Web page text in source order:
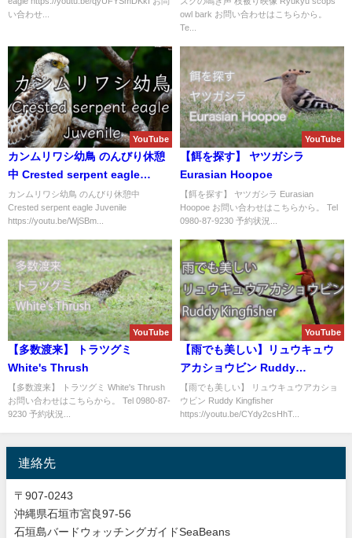
い合わせ...
owl bark お問い合わせはこちらから。
Te...
YouTube
カンムリワシ幼鳥 のんびり休憩
中 Crested serpent eagle
Juvenile
カンムリワシ幼鳥 のんびり休憩中
Crested serpent eagle Juvenile
https://youtu.be/WjSBm...
YouTube
【餌を探す】 ヤツガシラ
Eurasian Hoopoe
【餌を探す】 ヤツガシラ Eurasian
Hoopoe お問い合わせはこちらから。 Tel
0980-87-9230 予約状況...
YouTube
【多数渡来】 トラツグミ
White's Thrush
【多数渡来】 トラツグミ White's Thrush
お問い合わせはこちらから。 Tel 0980-87-
9230 予約状況...
YouTube
【雨でも美しい】リュウキュウ
アカショウビン Ruddy
Kingfisher
【雨でも美しい】 リュウキュウアカショ
ウビン Ruddy Kingfisher
https://youtu.be/CYdy2csHhT...
連絡先
〒907-0243
沖縄県石垣市宮良97-56
石垣島バードウォッチングガイドSeaBeans